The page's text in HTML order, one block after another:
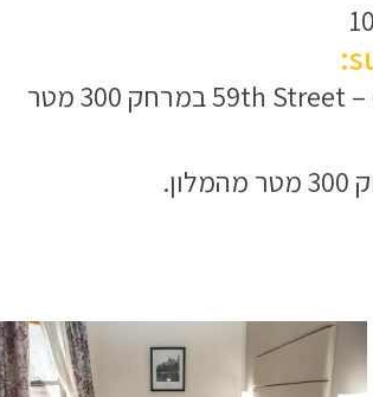
59th Street – Columbus Circle במרחק 300 מטר